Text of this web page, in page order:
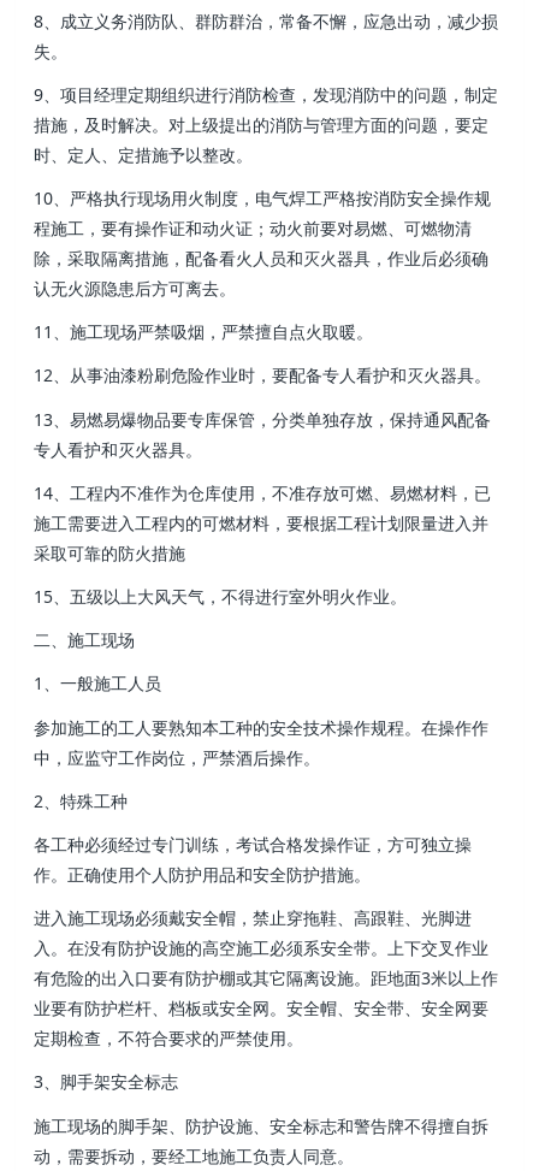
8、成立义务消防队 、群防群治，常备不懈 ，应急出动 ，减少损
失。
9 、项目经理定期组织进行消防检查，发现消防中的问题，制定
措施，及时解决 。对上级提出的消防与管理方面的问题，要定
时 、定人 、定措施予以整改 。
10、严格执行现场用火制度，电气焊工严格按消防安全操作规
程施工，要有操作证和动火证；动火前要对易燃 、可燃物清
除 ，采取隔离措施，配备看火人员和灭火器具 ，作业后必须确
认无火源隐患后方可离去 。
11、施工现场严禁吸烟 ，严禁擅自点火取暖。
12 、从事油漆粉刷危险作业时，要配备专人看护和灭火器具 。
13、易燃易爆物品要专库保管，分类单独存放，保持通风配备
专人看护和灭火器具 。
14、工程内不准作为仓库使用 ，不准存放可燃 、易燃材料 ，已
施工需要进入工程内的可燃材料，要根据工程计划限量进入并
采取可靠的防火措施
15、五级以上大风天气，不得进行室外明火作业 。
二  、施工现场
1、一般施工人员
参加施工的工人要熟知本工种的安全技术操作规程。在操作作
中，应监守工作岗位，严禁酒后操作。
2、特殊工种
各工种必须经过专门训练，考试合格发操作证，方可独立操
作。正确使用个人防护用品和安全防护措施。
进入施工现场必须戴安全帽，禁止穿拖鞋 、高跟鞋、光脚进
入。在没有防护设施的高空施工必须系安全带 。上下交叉作业
有危险的出入口要有防护棚或其它隔离设施 。距地面3米以上作
业要有防护栏杆、档板或安全网。安全帽 、安全带、安全网要
定期检查，不符合要求的严禁使用 。
3 、脚手架安全标志
施工现场的脚手架 、防护设施、安全标志和警告牌不得擅自拆
动，需要拆动，要经工地施工负责人同意。